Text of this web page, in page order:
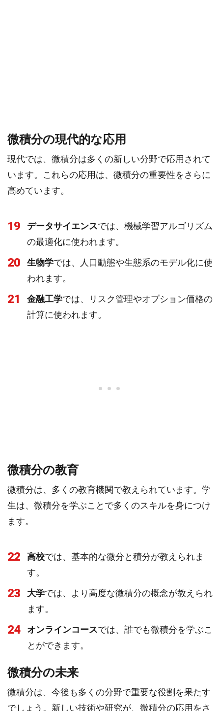
微積分の現代的な応用
現代では、微積分は多くの新しい分野で応用されて
います。これらの応用は、微積分の重要性をさらに
高めています。
19 データサイエンスでは、機械学習アルゴリズム
の最適化に使われます。
20 生物学では、人口動態や生態系のモデル化に使
われます。
21 金融工学では、リスク管理やオプション価格の
計算に使われます。
微積分の教育
微積分は、多くの教育機関で教えられています。学
生は、微積分を学ぶことで多くのスキルを身につけ
ます。
22 高校では、基本的な微分と積分が教えられま
す。
23 大学では、より高度な微積分の概念が教えられ
ます。
24 オンラインコースでは、誰でも微積分を学ぶこ
とができます。
微積分の未来
微積分は、今後も多くの分野で重要な役割を果たす
でしょう。新しい技術や研究が、微積分の応用をさ